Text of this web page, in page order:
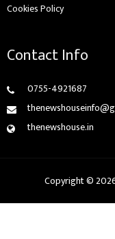
Cookies Policy
Contact Info
0755-4921687
thenewshouse.in
Copyright ©